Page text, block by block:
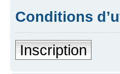
Conditions
Inscription